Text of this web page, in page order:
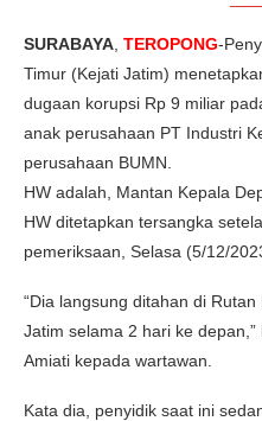
SURABAYA TEROPONG-
Timur (Kejati Jatim)
dugaan korupsi Rp 9 miliar
anak perusahaan PT Industri
perusahaan BUMN.
HW adalah, Mantan Kepala
HW ditetapkan tersangka
pemeriksaan, Selasa (5/12/
“Dia langsung ditahan di
Jatim selama 2 hari ke
Amiati kepada wartawan.
Kata dia, penyidik saat ini